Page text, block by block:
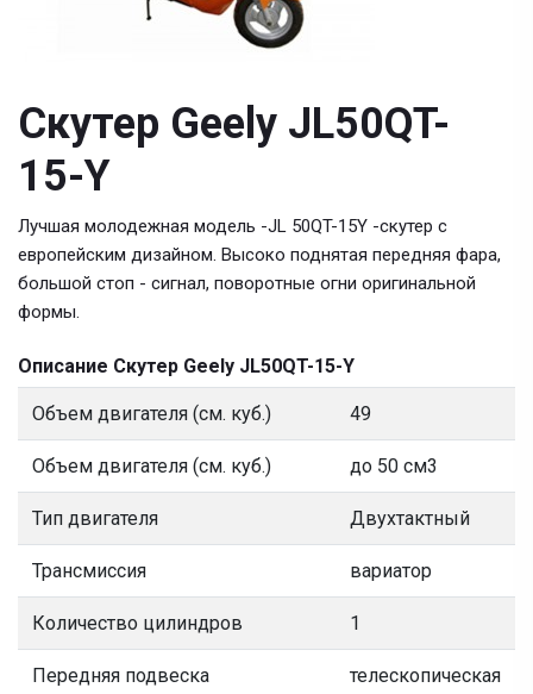
Скутер Geely JL50QT-
15-Y
Лучшая молодежная модель -JL 50QT-15Y -cкутер с
европейским дизайном. Высоко поднятая передняя фара,
большой стоп - сигнал, поворотные огни оригинальной
формы.
Описание Скутер Geely JL50QT-15-Y
Объем двигателя (см. куб.) 49
Объем двигателя (см. куб.) до 50 см3
Тип двигателя Двухтактный
Трансмиссия вариатор
Количество цилиндров 1
Передняя подвеска телескопическая